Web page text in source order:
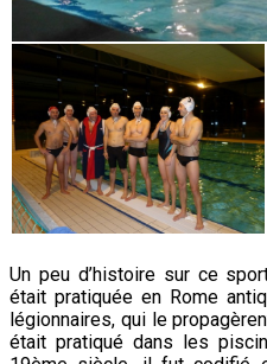
Un peu d’histoire sur ce
était pratiquée en Rome
légionnaires, qui le
était pratiqué dans les